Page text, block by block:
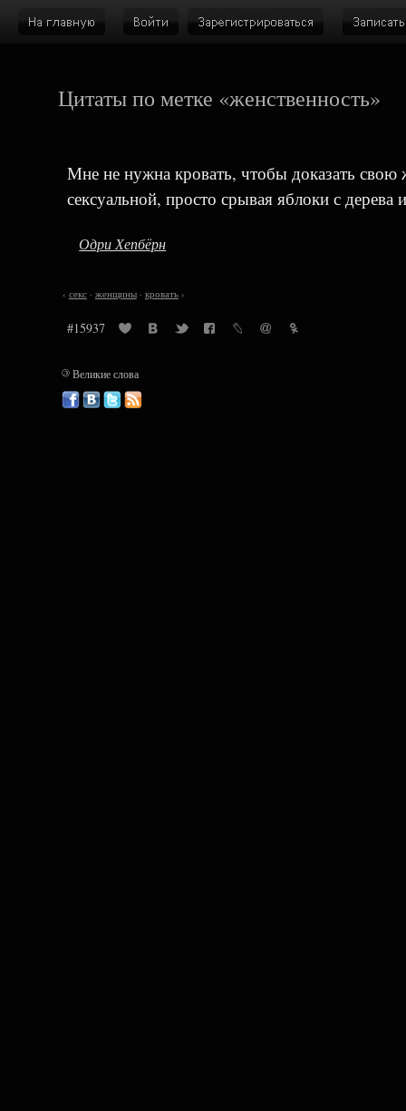
Цитаты по метке «женственность»
Мне не нужна кровать, чтобы доказать свою
сексуальной, просто срывая яблоки с
Одри Хепбёрн
‹ секс· женщины· кровать›
#15937
©Великие слова